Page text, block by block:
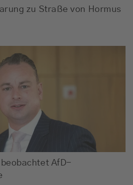
zu Straße von Hormus
AfD-